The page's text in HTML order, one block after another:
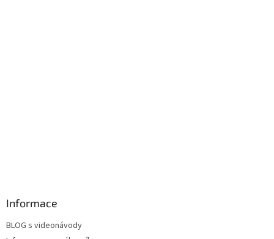
Informace
BLOG s videonávody